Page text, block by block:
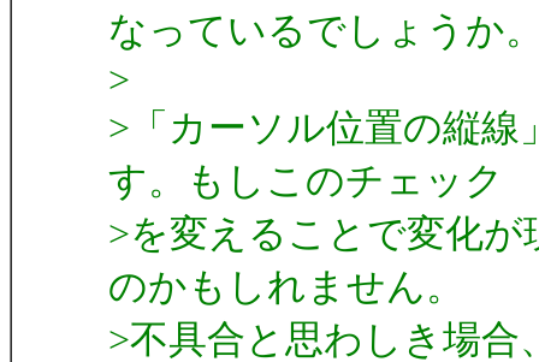
なっているでしょうか
>
>「カーソル位置の縦
す。もしこのチェック
>を変えることで変化
のかもしれません。
>不具合と思わしき場